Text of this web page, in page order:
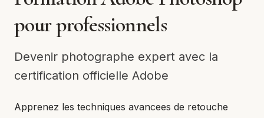
pour professionnels
Devenir photographe expert avec la
certification officielle Adobe
Apprenez les techniques avancees de retouche